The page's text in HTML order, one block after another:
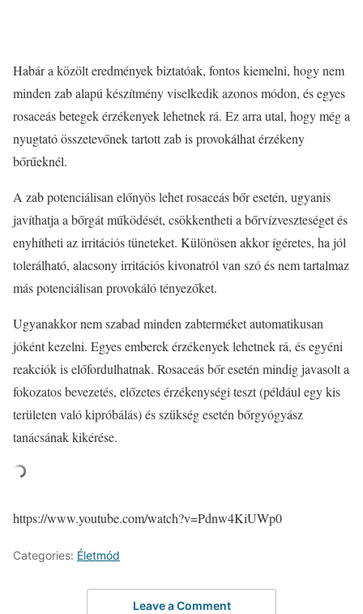
Habár a közölt eredmények biztatóak, fontos kiemelni, hogy nem
minden zab alapú készítmény viselkedik azonos módon, és egyes
rosaceás betegek érzékenyek lehetnek rá. Ez arra utal, hogy még a
nyugtató összetevőnek tartott zab is provokálhat érzékeny
bőrűeknél.
A zab potenciálisan előnyös lehet rosaceás bőr esetén, ugyanis
javíthatja a bőrgát működését, csökkentheti a bőrvízveszteséget és
enyhítheti az irritációs tüneteket. Különösen akkor ígéretes, ha jól
tolerálható, alacsony irritációs kivonatról van szó és nem tartalmaz
más potenciálisan provokáló tényezőket.
Ugyanakkor nem szabad minden zabterméket automatikusan
jóként kezelni. Egyes emberek érzékenyek lehetnek rá, és egyéni
reakciók is előfordulhatnak. Rosaceás bőr esetén mindig javasolt a
fokozatos bevezetés, előzetes érzékenységi teszt (például egy kis
területen való kipróbálás) és szükség esetén bőrgyógyász
tanácsának kikérése.
https://www.youtube.com/watch?v=Pdnw4KiUWp0
Categories: Életmód
Leave a Comment